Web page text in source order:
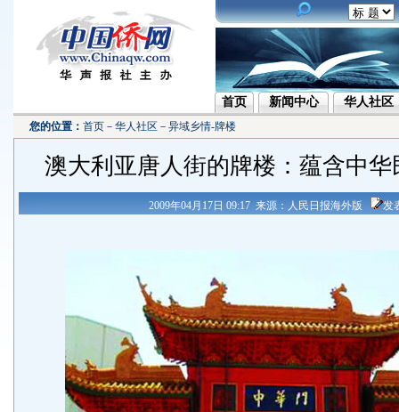
首页 新闻中心 华人社区
您的位置： 首页 － 华人社区 － 异域乡情-牌楼
澳大利亚唐人街的牌楼：蕴含中
2009年04月17日 09:17 来源：人民日报海外版 发